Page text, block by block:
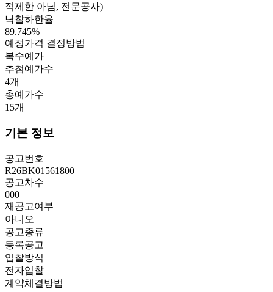
적제한 아님, 전문공사)
낙찰하한율
89.745%
예정가격 결정방법
복수예가
추첨예가수
4개
총예가수
15개
기본 정보
공고번호
R26BK01561800
공고차수
000
재공고여부
아니오
공고종류
등록공고
입찰방식
전자입찰
계약체결방법